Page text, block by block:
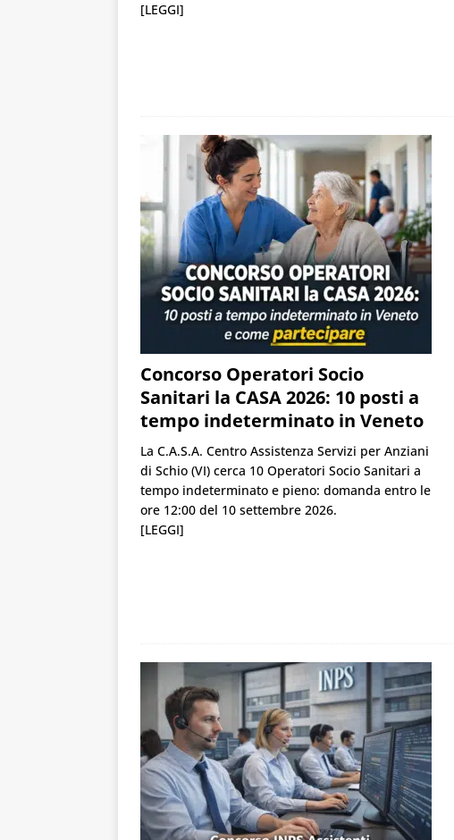
[LEGGI]
Concorso Operatori Socio
Sanitari la CASA 2026: 10 posti a
tempo indeterminato in Veneto
La C.A.S.A. Centro Assistenza Servizi per Anziani
di Schio (VI) cerca 10 Operatori Socio Sanitari a
tempo indeterminato e pieno: domanda entro le
ore 12:00 del 10 settembre 2026.
[LEGGI]